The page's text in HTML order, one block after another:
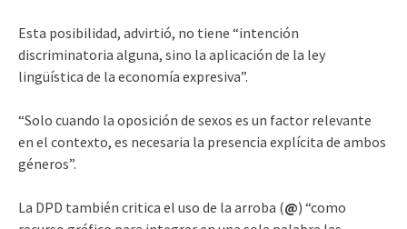
Esta posibilidad, advirtió, no tiene “intención
discriminatoria alguna, sino la aplicación de la ley
lingüística de la economía expresiva”.
“Solo cuando la oposición de sexos es un factor relevante
en el contexto, es necesaria la presencia explícita de ambos
géneros”.
La DPD también critica el uso de la arroba (@) “como